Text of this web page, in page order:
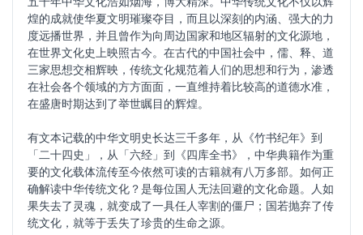
煌的成就使华夏文明璀璨夺目，而且以深刻的内涵、强大的力
度远播世界，并且曾作为向周边国家和地区辐射的文化源地，
在世界文化史上映照古今。在古代的中国社会中，儒、释、道
三家思想交相辉映，传统文化规范着人们的思想和行为，渗透
在社会各个领域的方方面面，一直维持着比较高的道德水准，
在盛唐时期达到了举世瞩目的辉煌。
有文本记载的中华文明史长达三千多年，从《竹书纪年》到
「二十四史」，从「六经」到《四库全书》，中华典籍作为重
要的文化载体流传至今依然可读的古籍就有八万多部。如何正
确解读中华传统文化？是每位国人无法回避的文化命题。人如
果失去了灵魂，就变成了一具任人宰割的僵尸；国若抛弃了传
统文化，就等于丢失了珍贵的生命之源。